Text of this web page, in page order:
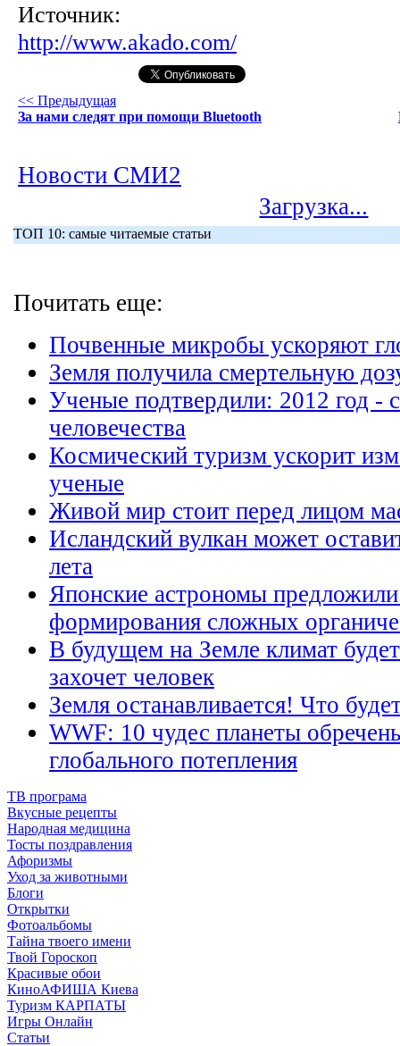
Источник:
http://www.akado.com/
<< Предыдущая
За нами следят при помощи Bluetooth
Новости СМИ2
Загрузка...
ТОП 10: самые читаемые статьи
Почитать еще:
Почвенные микробы ускоряют
Земля получила смертельную
Ученые подтвердили: 2012 год -
человечества
Космический туризм ускорит
ученые
Живой мир стоит перед лицом
Исландский вулкан может
лета
Японские астрономы
формирования сложных
В будущем на Земле климат
захочет человек
Земля останавливается! Что
WWF: 10 чудес планеты
глобального потепления
ТВ програма
Вкусные рецепты
Народная медицина
Тосты поздравления
Афоризмы
Уход за животными
Блоги
Открытки
Фотоальбомы
Тайна твоего имени
Твой Гороскоп
Красивые обои
КиноАФИША Киева
Туризм КАРПАТЫ
Игры Онлайн
Статьи